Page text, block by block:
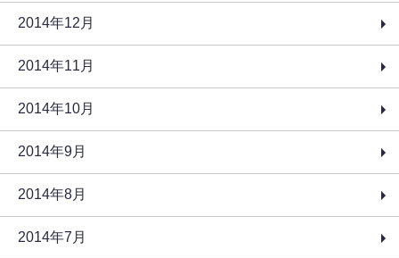
2014年12月
2014年11月
2014年10月
2014年9月
2014年8月
2014年7月